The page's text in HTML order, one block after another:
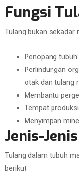
Fungsi
Tulang bukan sekadar
Penopang
Perlindungan
otak dan tulang
Membantu
Tempat
Menyimpan
Jenis-
Tulang dalam tubuh
berikut: